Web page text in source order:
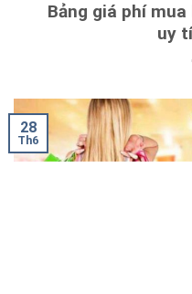
Bảng giá phí
uy
28
Th6